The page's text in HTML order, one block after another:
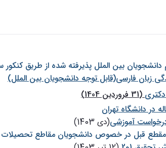
بين الملل پذيرفته شده از طريق كنكور
فارسی(قابل توجه دانشجویان بین الملل)
(31 فروردین 1404)
در دانشگاه تهران
آموزشی(دی 1403)
مقطع قبل در خصوص دانشجویان مقاطع تحصیلات